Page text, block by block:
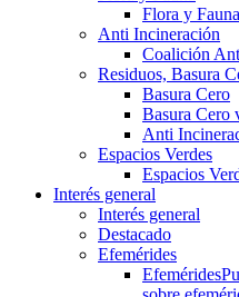
Flora y Fauna
Anti Incineración
Coalición
Residuos, Basura
Basura Cero
Basura Cero
Anti
Espacios Verdes
Espacios
Interés general
Interés general
Destacado
Efemérides
Efemérides